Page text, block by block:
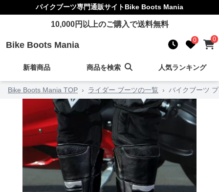
バイクブーツ専門通販サイトBike Boots Mania
10,000円以上のご購入で送料無料
Bike Boots Mania 0 0
新着商品 商品を検索 人気ランキング
Bike Boots Mania TOP › ライダー ブーツの一覧 › バイクブーツ